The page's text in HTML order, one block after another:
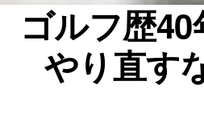
ゴルフ歴
やり直す